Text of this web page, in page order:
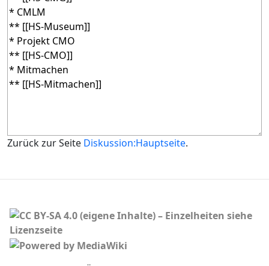
Zurück zur Seite Diskussion:Hauptseite.